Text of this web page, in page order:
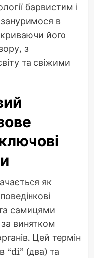
барвистим і
в
його
з
та свіжими
як
самицями
за винятком
Цей термін
“di” (два) та